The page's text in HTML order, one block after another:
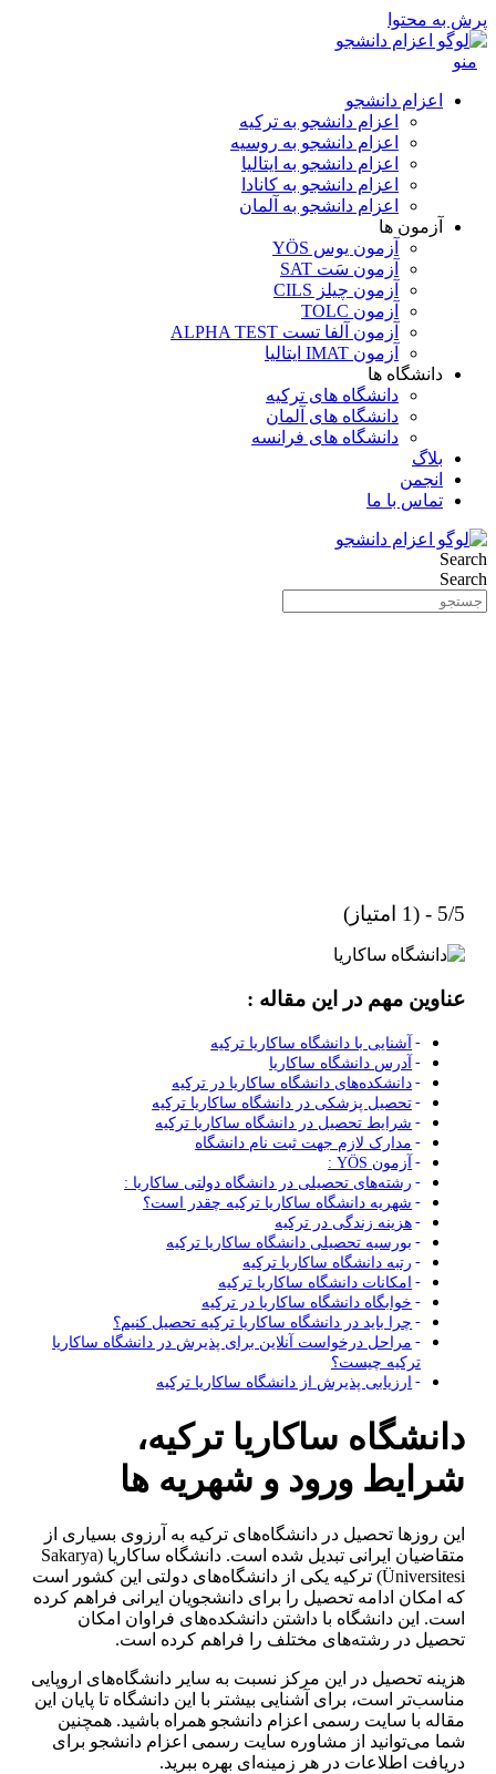
پرش به محتوا
منو
اعزام دانشجو
اعزام دانشجو به ترکیه
اعزام دانشجو به روسیه
اعزام دانشجو به ایتالیا
اعزام دانشجو به کانادا
اعزام دانشجو به آلمان
آزمون ها
آزمون یوس YÖS
آزمون سَت SAT
آزمون چیلز CILS‌
آزمون TOLC
آزمون آلفا تست ALPHA TEST
آزمون IMAT ایتالیا
دانشگاه ها
دانشگاه های ترکیه
دانشگاه های آلمان
دانشگاه های فرانسه
بلاگ
انجمن
تماس با ما
Search
Search
5/5 - (1 امتیاز)
عناوین مهم در این مقاله :
آشنایی با دانشگاه ساکاریا ترکیه
آدرس دانشگاه ساکاریا
دانشکده‌های دانشگاه ساکاریا در ترکیه
تحصیل پزشکی در دانشگاه ساکاریا ترکیه
شرایط تحصیل در دانشگاه ساکاریا ترکیه
مدارک لازم جهت ثبت نام دانشگاه
آزمون YÖS :
رشته‌های تحصیلی در دانشگاه دولتی ساکاریا :
شهریه دانشگاه ساکاریا ترکیه چقدر است؟
هزینه زندگی در ترکیه
بورسیه تحصیلی دانشگاه ساکاریا ترکیه
رتبه دانشگاه ساکاریا ترکیه
امکانات دانشگاه ساکاریا ترکیه
خوابگاه دانشگاه ساکاریا در ترکیه
چرا باید در دانشگاه ساکاریا ترکیه تحصیل کنیم؟
مراحل درخواست آنلاین برای پذیرش در دانشگاه ساکاریا
ترکیه چیست؟
ارزیابی پذیرش از دانشگاه ساکاریا ترکیه
دانشگاه ساکاریا ترکیه،
شرایط ورود و شهریه ها
این روزها تحصیل در دانشگاه‌های ترکیه به آرزوی بسیاری از
متقاضیان ایرانی تبدیل شده است. دانشگاه ساکاریا (Sakarya
Üniversitesi) ترکیه یکی از دانشگاه‌های دولتی این کشور است
که امکان ادامه تحصیل را برای دانشجویان ایرانی فراهم کرده
است. این دانشگاه با داشتن دانشکده‌های فراوان امکان
تحصیل در رشته‌های مختلف را فراهم کرده است.
هزینه تحصیل در این مرکز نسبت به سایر دانشگاه‌های اروپایی
مناسب‌تر است، برای آشنایی بیشتر با این دانشگاه تا پایان این
مقاله با سایت رسمی اعزام دانشجو همراه باشید. همچنین
شما می‌توانید از مشاوره سایت رسمی اعزام دانشجو برای
دریافت اطلاعات در هر زمینه‌ای بهره ببرید.